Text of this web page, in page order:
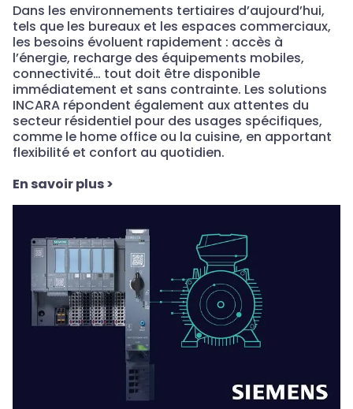
Dans les environnements tertiaires d’aujourd’hui,
tels que les bureaux et les espaces commerciaux,
les besoins évoluent rapidement : accès à
l’énergie, recharge des équipements mobiles,
connectivité… tout doit être disponible
immédiatement et sans contrainte. Les solutions
INCARA répondent également aux attentes du
secteur résidentiel pour des usages spécifiques,
comme le home office ou la cuisine, en apportant
flexibilité et confort au quotidien.
En savoir plus>